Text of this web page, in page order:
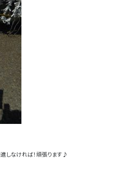
進しなければ！頑張ります♪